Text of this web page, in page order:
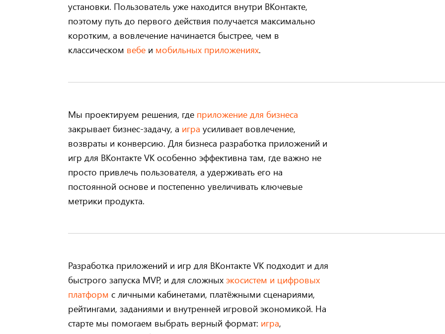
установки. Пользователь уже находится внутри ВКонтакте,
поэтому путь до первого действия получается максимально
коротким, а вовлечение начинается быстрее, чем в
классическом вебе и мобильных приложениях.
Мы проектируем решения, где приложение для бизнеса
закрывает бизнес-задачу, а игра усиливает вовлечение,
возвраты и конверсию. Для бизнеса разработка приложений и
игр для ВКонтакте VK особенно эффективна там, где важно не
просто привлечь пользователя, а удерживать его на
постоянной основе и постепенно увеличивать ключевые
метрики продукта.
Разработка приложений и игр для ВКонтакте VK подходит и для
быстрого запуска MVP, и для сложных экосистем и цифровых
платформ с личными кабинетами, платёжными сценариями,
рейтингами, заданиями и внутренней игровой экономикой. На
старте мы помогаем выбрать верный формат: игра,